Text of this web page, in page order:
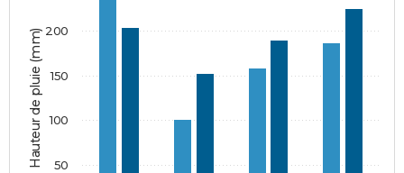
Hauteur de pluie (mm) 50
100
150
200